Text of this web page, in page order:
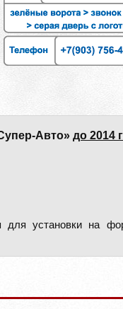
Авто» до 2014
для установки на